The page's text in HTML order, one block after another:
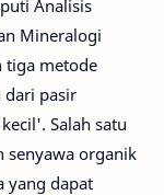
Analisis
Mineralogi
tiga metode
dari pasir
Salah satu
senyawa organik
yang dapat